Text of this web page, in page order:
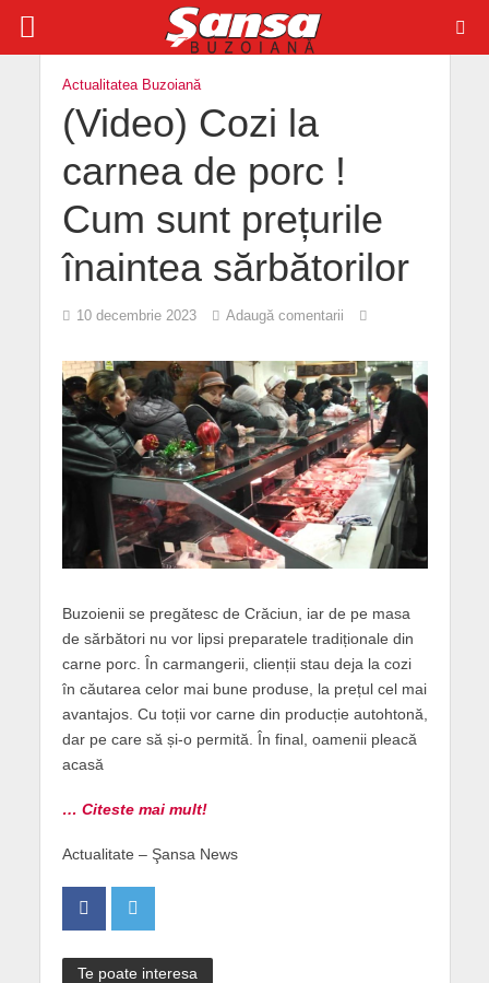
Actualitatea Buzoiană
(Video) Cozi la
carnea de porc !
Cum sunt prețurile
înaintea sărbătorilor
10 decembrie 2023 Adaugă comentarii
Buzoienii se pregătesc de Crăciun, iar de pe masa
de sărbători nu vor lipsi preparatele tradiționale din
carne porc. În carmangerii, clienții stau deja la cozi
în căutarea celor mai bune produse, la prețul cel mai
avantajos. Cu toții vor carne din producție autohtonă,
dar pe care să și-o permită. În final, oamenii pleacă
acasă
… Citeste mai mult!
Actualitate – Şansa News
Te poate interesa